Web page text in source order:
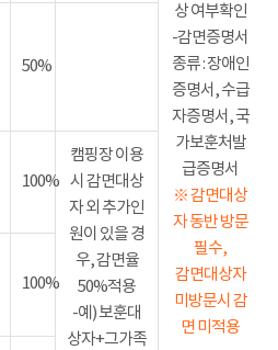
상 여부확인
-감면증명서
종류 : 장애인
증명서, 수급
자증명서, 국
가보훈처발
급증명서
※ 감면대상
자 동반 방문
필수,
감면대상자
미방문시 감
면 미적용
50%
100%
캠핑장 이용
시 감면대상
자 외 추가인
원이 있을 경
우, 감면율
50%적용
-예) 보훈대
상자+그가족
100%